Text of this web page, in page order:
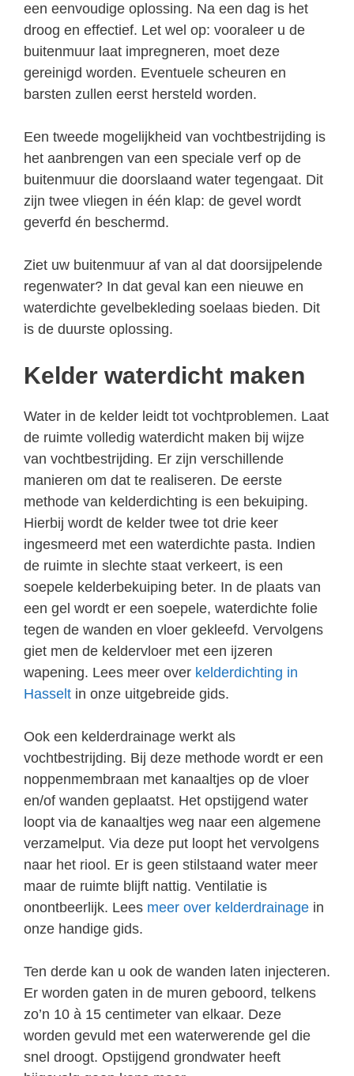
een eenvoudige oplossing. Na een dag is het
droog en effectief. Let wel op: vooraleer u de
buitenmuur laat impregneren, moet deze
gereinigd worden. Eventuele scheuren en
barsten zullen eerst hersteld worden.
Een tweede mogelijkheid van vochtbestrijding is
het aanbrengen van een speciale verf op de
buitenmuur die doorslaand water tegengaat. Dit
zijn twee vliegen in één klap: de gevel wordt
geverfd én beschermd.
Ziet uw buitenmuur af van al dat doorsijpelende
regenwater? In dat geval kan een nieuwe en
waterdichte gevelbekleding soelaas bieden. Dit
is de duurste oplossing.
Kelder waterdicht maken
Water in de kelder leidt tot vochtproblemen. Laat
de ruimte volledig waterdicht maken bij wijze
van vochtbestrijding. Er zijn verschillende
manieren om dat te realiseren. De eerste
methode van kelderdichting is een bekuiping.
Hierbij wordt de kelder twee tot drie keer
ingesmeerd met een waterdichte pasta. Indien
de ruimte in slechte staat verkeert, is een
soepele kelderbekuiping beter. In de plaats van
een gel wordt er een soepele, waterdichte folie
tegen de wanden en vloer gekleefd. Vervolgens
giet men de keldervloer met een ijzeren
wapening. Lees meer over kelderdichting in
Hasselt in onze uitgebreide gids.
Ook een kelderdrainage werkt als
vochtbestrijding. Bij deze methode wordt er een
noppenmembraan met kanaaltjes op de vloer
en/of wanden geplaatst. Het opstijgend water
loopt via de kanaaltjes weg naar een algemene
verzamelput. Via deze put loopt het vervolgens
naar het riool. Er is geen stilstaand water meer
maar de ruimte blijft nattig. Ventilatie is
onontbeerlijk. Lees meer over kelderdrainage in
onze handige gids.
Ten derde kan u ook de wanden laten injecteren.
Er worden gaten in de muren geboord, telkens
zo’n 10 à 15 centimeter van elkaar. Deze
worden gevuld met een waterwerende gel die
snel droogt. Opstijgend grondwater heeft